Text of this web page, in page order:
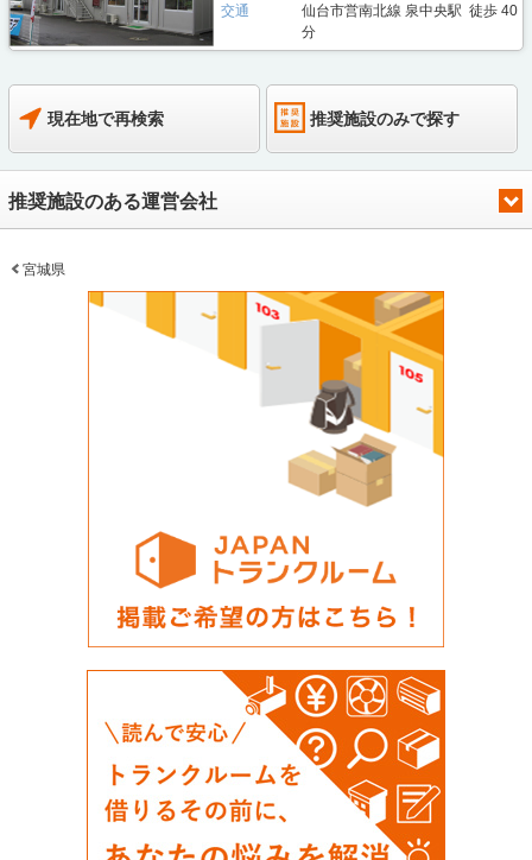
交通
仙台市営南北線 泉中央駅 徒歩 40
分
現在地で再検索 推奨施設のみで探す
推奨施設のある運営会社
宮城県